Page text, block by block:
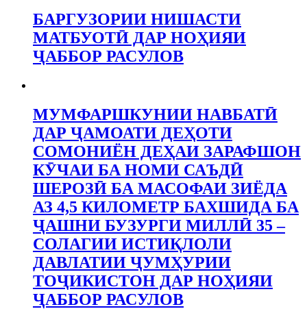
БАРГУЗОРИИ НИШАСТИ
МАТБУОТӢ ДАР НОҲИЯИ
ҶАББОР РАСУЛОВ
МУМФАРШКУНИИ НАВБАТӢ
ДАР ҶАМОАТИ ДЕҲОТИ
СОМОНИЁН ДЕҲАИ ЗАРАФШОН
КӮЧАИ БА НОМИ САЪДӢ
ШЕРОЗӢ БА МАСОФАИ ЗИЁДА
АЗ 4,5 КИЛОМЕТР БАХШИДА БА
ҶАШНИ БУЗУРГИ МИЛЛӢ 35 –
СОЛАГИИ ИСТИҚЛОЛИ
ДАВЛАТИИ ҶУМҲУРИИ
ТОҶИКИСТОН ДАР НОҲИЯИ
ҶАББОР РАСУЛОВ